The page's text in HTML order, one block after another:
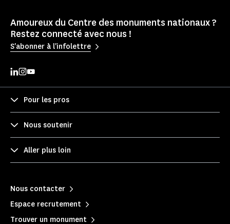
Amoureux du Centre des monuments nationaux ?
Restez connecté avec nous !
S'abonner à l'infolettre
Pour les pros
Nous soutenir
Aller plus loin
Nous contacter
Espace recrutement
Trouver un monument